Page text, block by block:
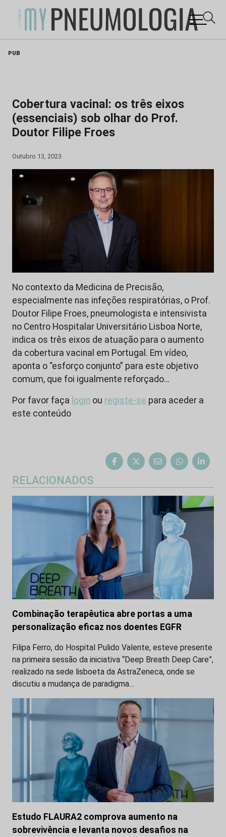
PUB
Cobertura vacinal: os três eixos
(essenciais) sob olhar do Prof.
Doutor Filipe Froes
Outubro 13, 2023
No contexto da Medicina de Precisão,
especialmente nas infeções respiratórias, o Prof.
Doutor Filipe Froes, pneumologista e intensivista
no Centro Hospitalar Universitário Lisboa Norte,
indica os três eixos de atuação para o aumento
da cobertura vacinal em Portugal. Em vídeo,
aponta o “esforço conjunto” para este objetivo
comum, que foi igualmente reforçado…
Por favor faça login ou registe-se para aceder a
este conteúdo
RELACIONADOS
Combinação terapêutica abre portas a uma
personalização eficaz nos doentes EGFR
Filipa Ferro, do Hospital Pulido Valente, esteve presente
na primeira sessão da iniciativa “Deep Breath Deep Care”,
realizado na sede lisboeta da AstraZeneca, onde se
discutiu a mudança de paradigma…
Estudo FLAURA2 comprova aumento na
sobrevivência e levanta novos desafios na